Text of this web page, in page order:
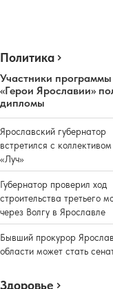
Политика
Участники программы
«Герои Ярославии»
дипломы
Ярославский губернатор
встретился с
«Луч»
Губернатор проверил ход
строительства третьего
через Волгу в Ярославле
Бывший прокурор
области может стать
Здоровье